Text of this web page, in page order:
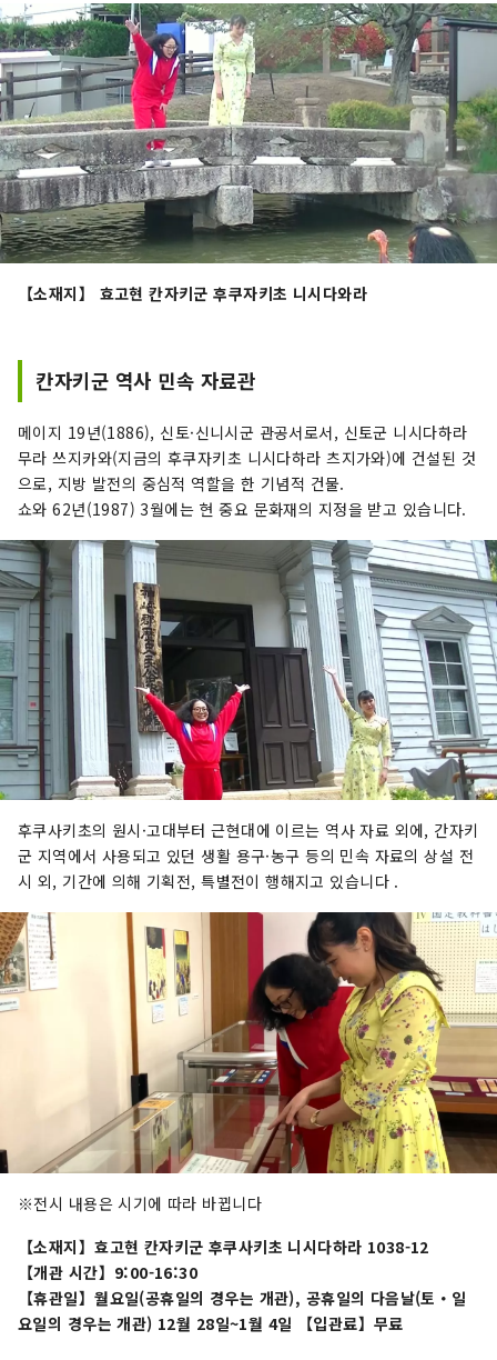
【소재지】 효고현 칸자키군 후쿠자키초 니시다와라
칸자키군 역사 민속 자료관
메이지 19년(1886), 신토·신니시군 관공서로서, 신토군 니시다하라
무라 쓰지카와(지금의 후쿠자키초 니시다하라 츠지가와)에 건설된 것
으로, 지방 발전의 중심적 역할을 한 기념적 건물.
쇼와 62년(1987) 3월에는 현 중요 문화재의 지정을 받고 있습니다.
후쿠사키초의 원시·고대부터 근현대에 이르는 역사 자료 외에, 간자키
군 지역에서 사용되고 있던 생활 용구·농구 등의 민속 자료의 상설 전
시 외, 기간에 의해 기획전, 특별전이 행해지고 있습니다 .
※전시 내용은 시기에 따라 바뀝니다
【소재지】효고현 칸자키군 후쿠사키초 니시다하라 1038-12
【개관 시간】9:00-16:30
【휴관일】월요일(공휴일의 경우는 개관), 공휴일의 다음날(토・일
요일의 경우는 개관) 12월 28일~1월 4일 【입관료】무료